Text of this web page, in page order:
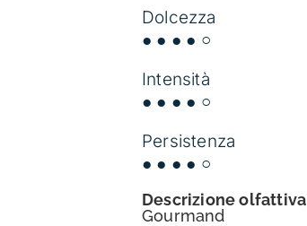
Dolcezza
● ● ● ● ○
Intensità
● ● ● ● ○
Persistenza
● ● ● ● ○
Descrizione olfattiva
Gourmand